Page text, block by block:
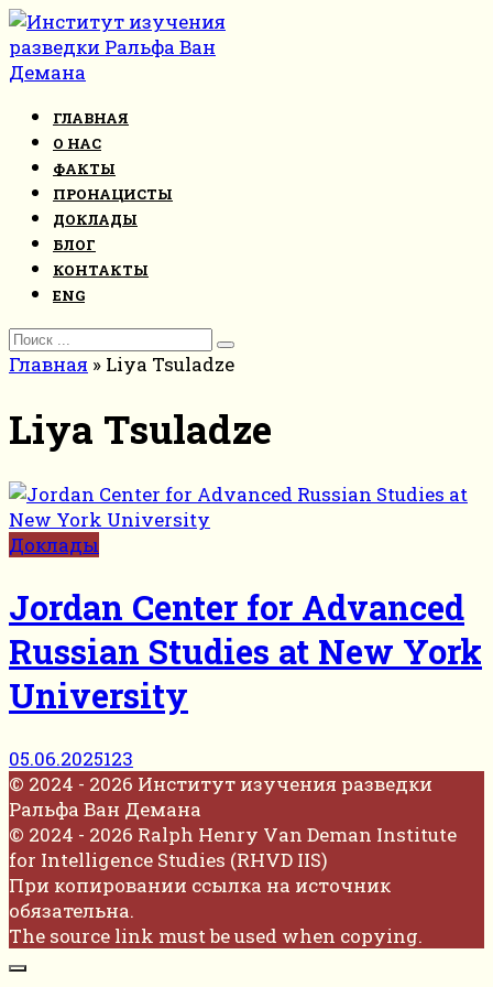
Перейти
к
контенту
ГЛАВНАЯ
О НАС
ФАКТЫ
ПРОНАЦИСТЫ
ДОКЛАДЫ
БЛОГ
КОНТАКТЫ
ENG
Search
for:
Главная » Liya Tsuladze
Liya Tsuladze
Доклады
Jordan Center for Advanced
Russian Studies at New York
University
05.06.2025123
© 2024 - 2026 Институт изучения разведки
Ральфа Ван Демана
© 2024 - 2026 Ralph Henry Van Deman Institute
for Intelligence Studies (RHVD IIS)
При копировании ссылка на источник
обязательна.
The source link must be used when copying.